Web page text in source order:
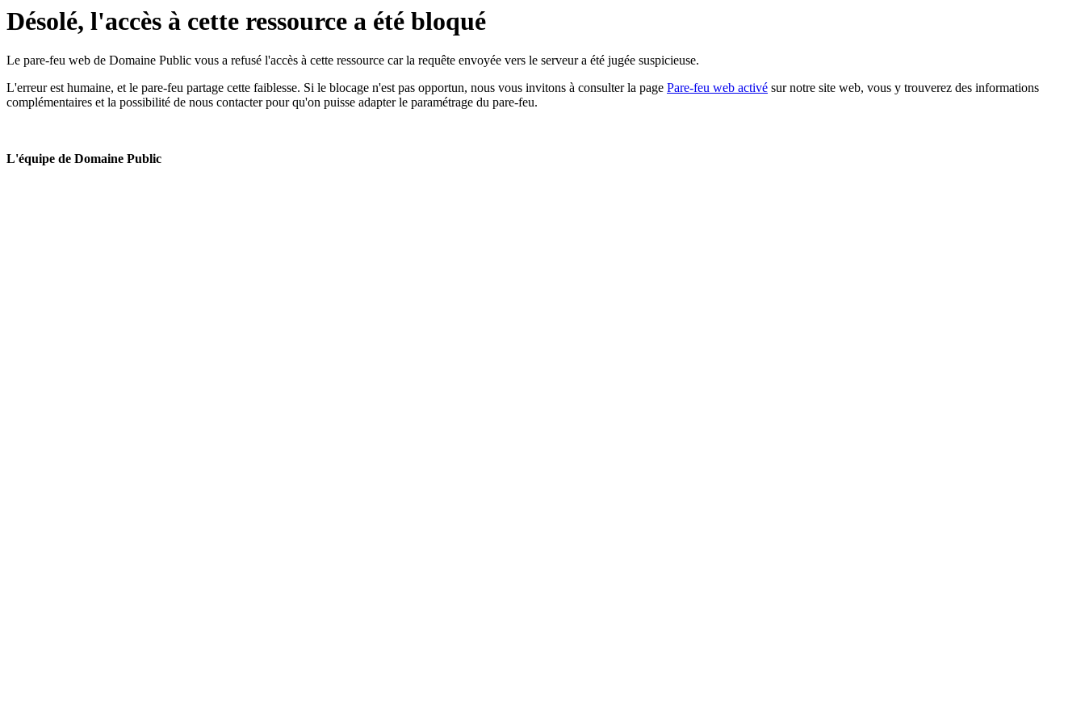
Désolé, l'accès à cette ressource a été bloqué
Le pare-feu web de Domaine Public vous a refusé l'accès à cette ressource car la requête envoyée vers le serveur a été jugée suspicieuse.
L'erreur est humaine, et le pare-feu partage cette faiblesse. Si le blocage n'est pas opportun, nous vous invitons à consulter la page Pare-feu web activé sur notre site web, vous y trouverez des informations
complémentaires et la possibilité de nous contacter pour qu'on puisse adapter le paramétrage du pare-feu.
L'équipe de Domaine Public